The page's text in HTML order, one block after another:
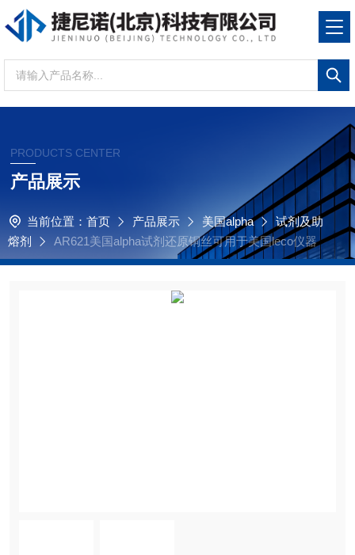
PRODUCTS CENTER
产品展示
当前位置： 首页 产品展示 美国alpha
试剂及助
熔剂
AR621美国alpha试剂还原铜丝可用于美国leco仪器